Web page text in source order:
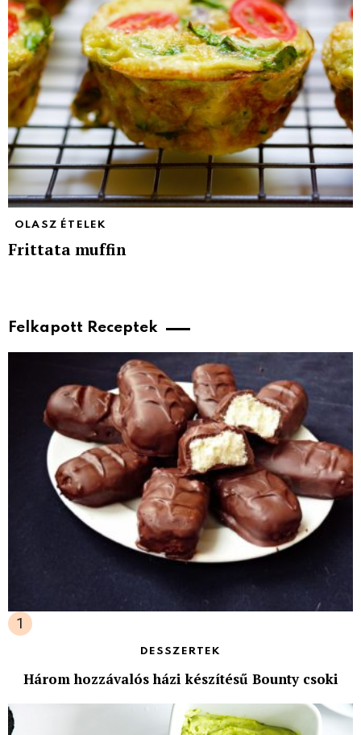
OLASZ ÉTELEK
Frittata muffin
Felkapott Receptek
DESSZERTEK
Három hozzávalós házi készítésű Bounty csoki